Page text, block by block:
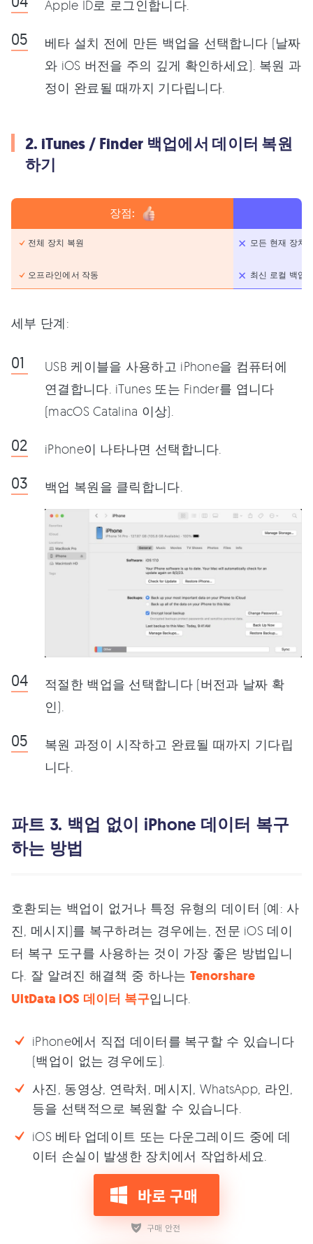
Apple ID로 로그인합니다.
베타 설치 전에 만든 백업을 선택합니다 (날짜
와 iOS 버전을 주의 깊게 확인하세요). 복원 과
정이 완료될 때까지 기다립니다.
2. iTunes / Finder 백업에서 데이터 복원
하기
장점:
전체 장치 복원
오프라인에서 작동
모든 현재 장치
최신 로컬 백업
세부 단계:
USB 케이블을 사용하고 iPhone을 컴퓨터에
연결합니다. iTunes 또는 Finder를 엽니다
(macOS Catalina 이상).
iPhone이 나타나면 선택합니다.
백업 복원을 클릭합니다.
적절한 백업을 선택합니다 (버전과 날짜 확
인).
복원 과정이 시작하고 완료될 때까지 기다립
니다.
파트 3. 백업 없이 iPhone 데이터 복구
하는 방법
호환되는 백업이 없거나 특정 유형의 데이터 (예: 사
진, 메시지)를 복구하려는 경우에는, 전문 iOS 데이
터 복구 도구를 사용하는 것이 가장 좋은 방법입니
다. 잘 알려진 해결책 중 하나는 Tenorshare
UltData iOS 데이터 복구입니다.
iPhone에서 직접 데이터를 복구할 수 있습니다
(백업이 없는 경우에도).
사진, 동영상, 연락처, 메시지, WhatsApp, 라인,
등을 선택적으로 복원할 수 있습니다.
iOS 베타 업데이트 또는 다운그레이드 중에 데
이터 손실이 발생한 장치에서 작업하세요.